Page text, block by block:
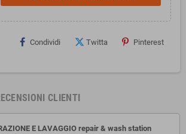
Condividi Twitta Pinterest
CLIENTI
E LAVAGGIO repair & wash station